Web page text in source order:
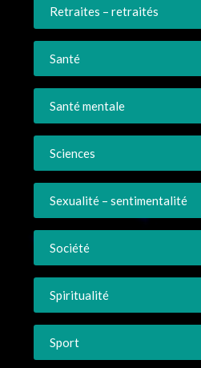
Retraites – retraités
Santé
Santé mentale
Sciences
Sexualité – sentimentalité
Société
Spiritualité
Sport